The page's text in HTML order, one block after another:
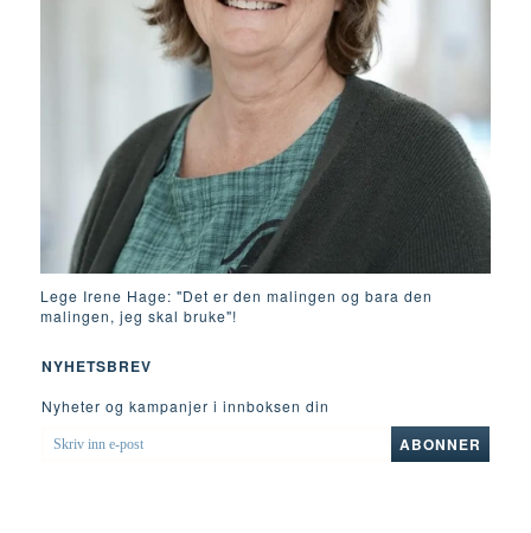
Lege Irene Hage: "Det er den malingen og bara den
malingen, jeg skal bruke"!
NYHETSBREV
Nyheter og kampanjer i innboksen din
SKRIV
INN
ABONNER